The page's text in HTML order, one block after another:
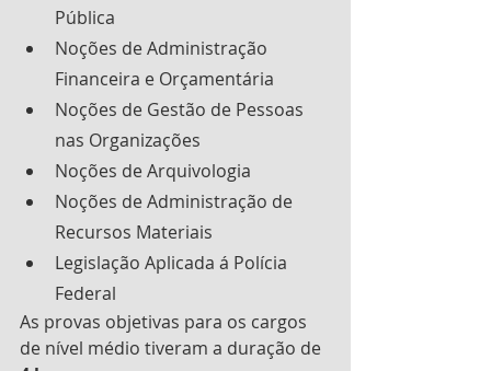
Pública
Noções de Administração
Financeira e Orçamentária
Noções de Gestão de Pessoas
nas Organizações
Noções de Arquivologia
Noções de Administração de
Recursos Materiais
Legislação Aplicada á Polícia
Federal
As provas objetivas para os cargos
de nível médio tiveram a duração de